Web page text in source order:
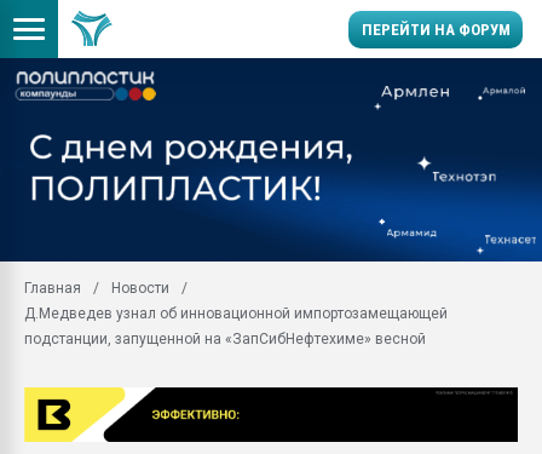
ПЕРЕЙТИ НА ФОРУМ
заводу пластмасс"
Вакуум-формовочные
первый план в
Главная
Новости
Д.Медведев узнал об инновационной импортозамещающей
подстанции, запущенной на «ЗапСибНефтехиме» весной